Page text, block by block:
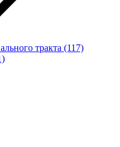
тракта (117)